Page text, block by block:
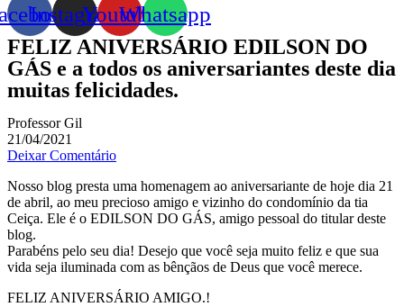
InstagramYoutubeWhatsapp
FELIZ ANIVERSÁRIO EDILSON DO
GÁS e a todos os aniversariantes deste dia
muitas felicidades.
Professor Gil
21/04/2021
Deixar Comentário
Nosso blog presta uma homenagem ao aniversariante de hoje dia 21
de abril, ao meu precioso amigo e vizinho do condomínio da tia
Ceiça. Ele é o EDILSON DO GÁS, amigo pessoal do titular deste
blog.
Parabéns pelo seu dia! Desejo que você seja muito feliz e que sua
vida seja iluminada com as bênçãos de Deus que você merece.
FELIZ ANIVERSÁRIO AMIGO.!